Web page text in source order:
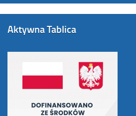
Aktywna Tablica